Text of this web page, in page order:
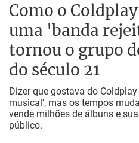
Como o
uma 'banda
tornou o grupo
do século 21
Dizer que gostava do
musical', mas os tempos
vende milhões de álbuns e
público.